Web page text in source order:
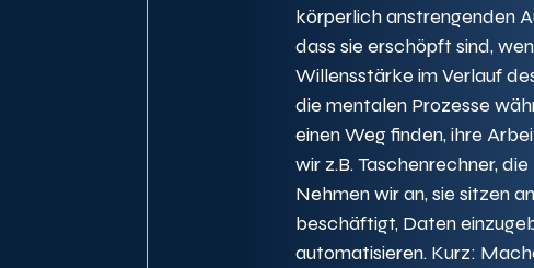
körperlich anstrengenden
dass sie erschöpft sind,
Willensstärke im Verlauf
die mentalen Prozesse
einen Weg finden, ihre
wir z.B. Taschenrechner,
Nehmen wir an, sie sitzen
beschäftigt, Daten
automatisieren. Kurz: